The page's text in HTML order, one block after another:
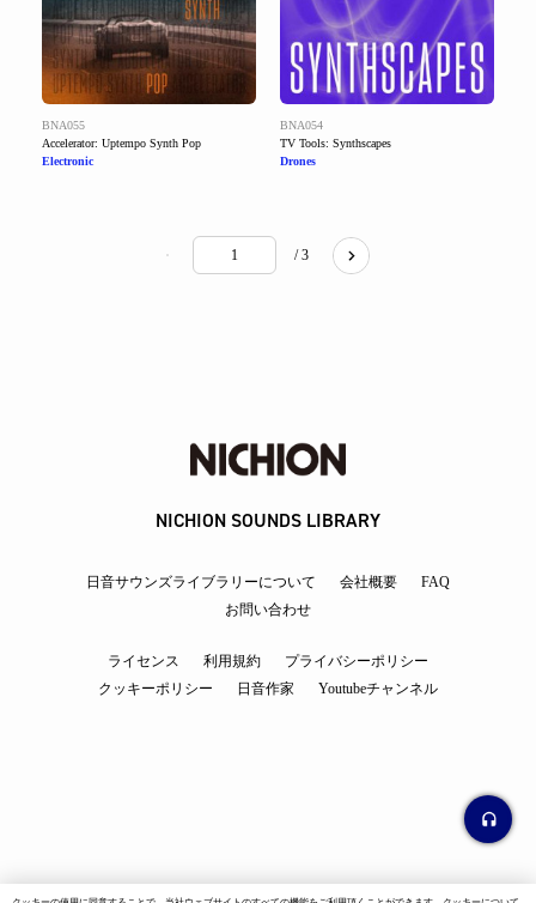
BNA055
Accelerator: Uptempo Synth Pop
Electronic
BNA054
TV Tools: Synthscapes
Drones
/ 3
NICHION SOUNDS LIBRARY
日音サウンズライブラリーについて 会社概要
FAQ
お問い合わせ
ライセンス 利用規約
プライバシーポリシー
クッキーポリシー
日音作家 Youtubeチャンネル